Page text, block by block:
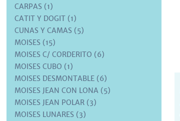
CARPAS (1)
CATIT Y DOGIT (1)
CUNAS Y CAMAS (5)
MOISES (15)
MOISES C/ CORDERITO (6)
MOISES CUBO (1)
MOISES DESMONTABLE (6)
MOISES JEAN CON LONA (5)
MOISES JEAN POLAR (3)
MOISES LUNARES (3)